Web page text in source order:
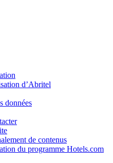
d’Abritel
données
de contenus
du programme Hotels.com